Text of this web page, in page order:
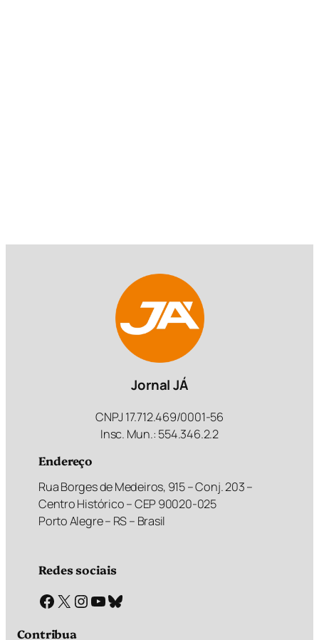
Jornal JÁ
CNPJ 17.712.469/0001-56
Insc. Mun.: 554.346.2.2
Endereço
Rua Borges de Medeiros, 915 – Conj. 203 –
Centro Histórico – CEP 90020-025
Porto Alegre – RS – Brasil
Redes sociais
Facebook X Instagram Youtube Bluesky
Contribua